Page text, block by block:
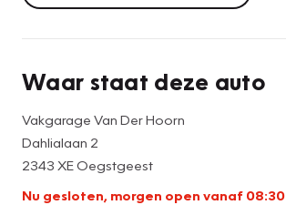
Waar staat deze auto
Vakgarage Van Der Hoorn
Dahlialaan 2
2343 XE Oegstgeest
Nu gesloten, morgen open vanaf 08:30